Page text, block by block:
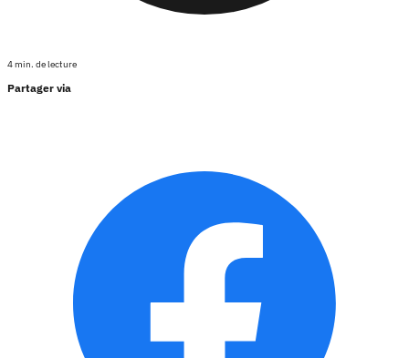
4 min. de lecture
Partager via